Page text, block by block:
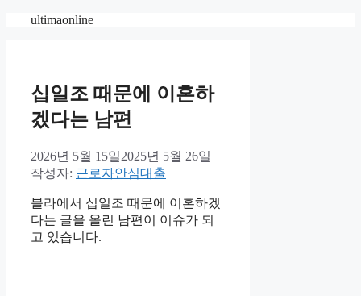
ultimaonline
십일조 때문에 이혼하
겠다는 남편
2026년 5월 15일2025년 5월 26일
작성자: 근로자안심대출
블라에서 십일조 때문에 이혼하겠
다는 글을 올린 남편이 이슈가 되
고 있습니다.